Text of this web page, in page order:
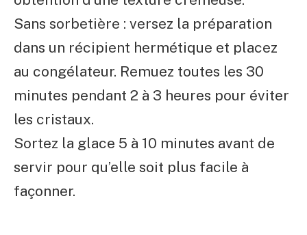
Sans sorbetière : versez la préparation
dans un récipient hermétique et placez
au congélateur. Remuez toutes les 30
minutes pendant 2 à 3 heures pour éviter
les cristaux.
Sortez la glace 5 à 10 minutes avant de
servir pour qu’elle soit plus facile à
façonner.